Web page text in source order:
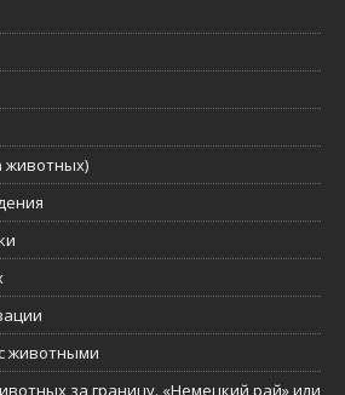
животных)
животными
за границу. «Немецкий рай» или